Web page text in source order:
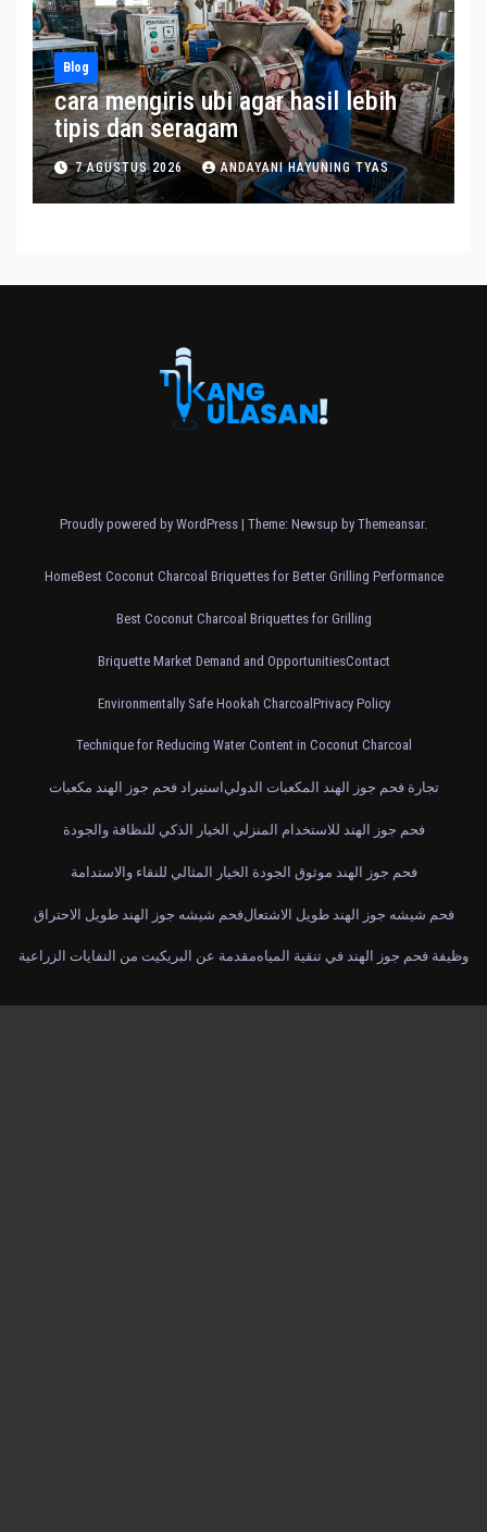
Blog
cara mengiris ubi agar hasil lebih
tipis dan seragam
7 AGUSTUS 2026 ANDAYANI HAYUNING TYAS
Proudly powered by WordPress | Theme: Newsup by Themeansar.
HomeBest Coconut Charcoal Briquettes for Better Grilling Performance
Best Coconut Charcoal Briquettes for Grilling
Briquette Market Demand and OpportunitiesContact
Environmentally Safe Hookah CharcoalPrivacy Policy
Technique for Reducing Water Content in Coconut Charcoal
استيراد فحم جوز الهند مكعبات تجارة فحم جوز الهند المكعبات الدولي
فحم جوز الهند للاستخدام المنزلي الخيار الذكي للنظافة والجودة
فحم جوز الهند موثوق الجودة الخيار المثالي للنقاء والاستدامة
فحم شيشه جوز الهند طويل الاحتراقفحم شيشه جوز الهند طويل الاشتعال
مقدمة عن البريكيت من النفايات الزراعيةوظيفة فحم جوز الهند في تنقية المياه